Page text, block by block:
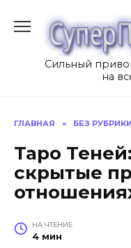
содержанию
Сильный
на
ГЛАВНАЯ » БЕЗ РУБРИКИ
Таро
скрытые
НА ЧТЕНИЕ
4 мин